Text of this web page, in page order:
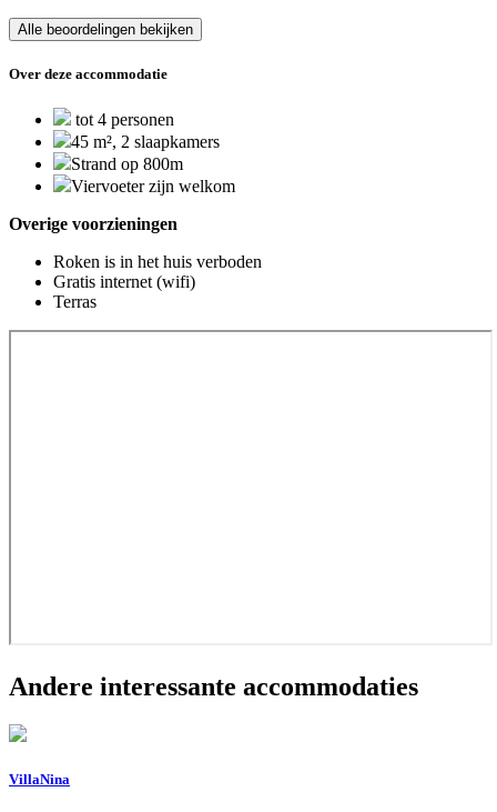
Alle beoordelingen bekijken
Over deze accommodatie
tot 4 personen
45 m², 2 slaapkamers
Strand op 800m
Viervoeter zijn welkom
Overige voorzieningen
Roken is in het huis verboden
Gratis internet (wifi)
Terras
Andere interessante accommodaties
VillaNina